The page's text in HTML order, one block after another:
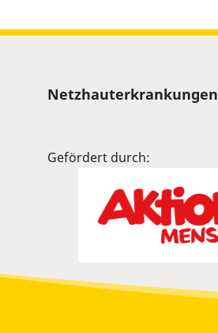
Sitemap
Netzhauterkrankungen
Gefördert durch: